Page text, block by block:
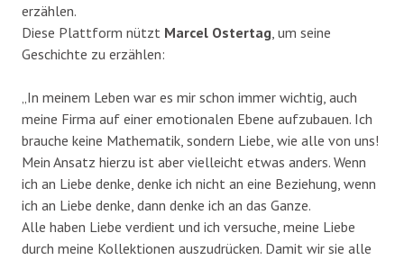
erzählen.
Diese Plattform nützt Marcel Ostertag , um seine
Geschichte zu erzählen:
„In meinem Leben war es mir schon immer wichtig, auch
meine Firma auf einer emotionalen Ebene aufzubauen. Ich
brauche keine Mathematik, sondern Liebe, wie alle von uns!
Mein Ansatz hierzu ist aber vielleicht etwas anders. Wenn
ich an Liebe denke, denke ich nicht an eine Beziehung, wenn
ich an Liebe denke, dann denke ich an das Ganze.
Alle haben Liebe verdient und ich versuche, meine Liebe
durch meine Kollektionen auszudrücken. Damit wir sie alle